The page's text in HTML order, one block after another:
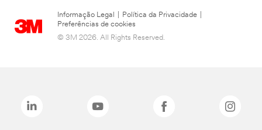
Informação Legal Política da Privacidade
Preferências de cookies
© 3M 2026. All Rights Reserved.